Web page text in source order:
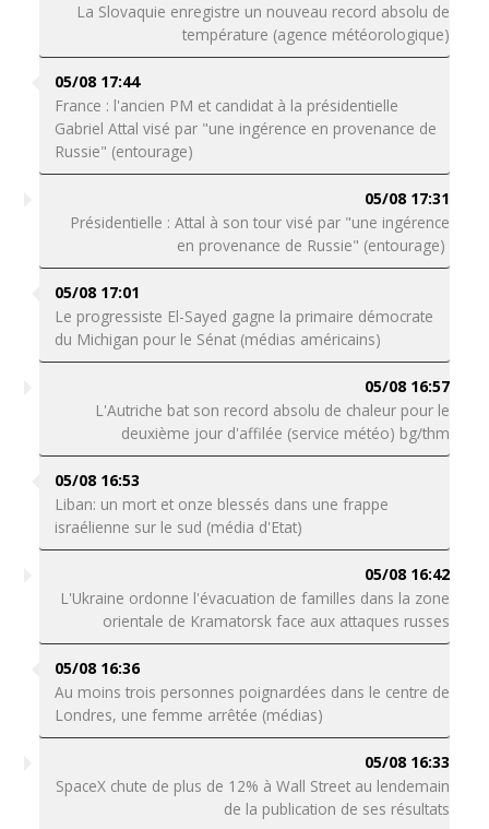
La Slovaquie enregistre un nouveau record absolu de
température (agence météorologique)
05/08 17:44
France : l'ancien PM et candidat à la présidentielle
Gabriel Attal visé par "une ingérence en provenance de
Russie" (entourage)
05/08 17:31
Présidentielle : Attal à son tour visé par "une ingérence
en provenance de Russie" (entourage)
05/08 17:01
Le progressiste El-Sayed gagne la primaire démocrate
du Michigan pour le Sénat (médias américains)
05/08 16:57
L'Autriche bat son record absolu de chaleur pour le
deuxième jour d'affilée (service météo) bg/thm
05/08 16:53
Liban: un mort et onze blessés dans une frappe
israélienne sur le sud (média d'Etat)
05/08 16:42
L'Ukraine ordonne l'évacuation de familles dans la zone
orientale de Kramatorsk face aux attaques russes
05/08 16:36
Au moins trois personnes poignardées dans le centre de
Londres, une femme arrêtée (médias)
05/08 16:33
SpaceX chute de plus de 12% à Wall Street au lendemain
de la publication de ses résultats